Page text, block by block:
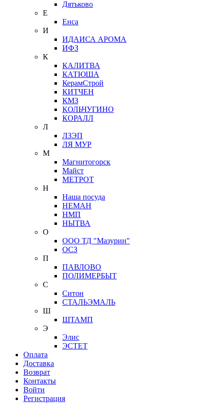
Дятьково
Е
Енса
И
ИДАИСА АРОМА
ИФЗ
К
КАЛИТВА
КАТЮША
КерамСтрой
КИТЧЕН
КМЗ
КОЛЬЧУГИНО
КОРАЛЛ
Л
ЛЗЭП
ЛЯ МУР
М
Магнитогорск
Майст
МЕТРОТ
Н
Наша посуда
НЕМАН
НМП
НЫТВА
О
ООО ТД "Мазурин"
ОСЗ
П
ПАВЛОВО
ПОЛИМЕРБЫТ
С
Ситон
СТАЛЬЭМАЛЬ
Ш
ШТАМП
Э
Элис
ЭСТЕТ
Оплата
Доставка
Возврат
Контакты
Войти
Регистрация